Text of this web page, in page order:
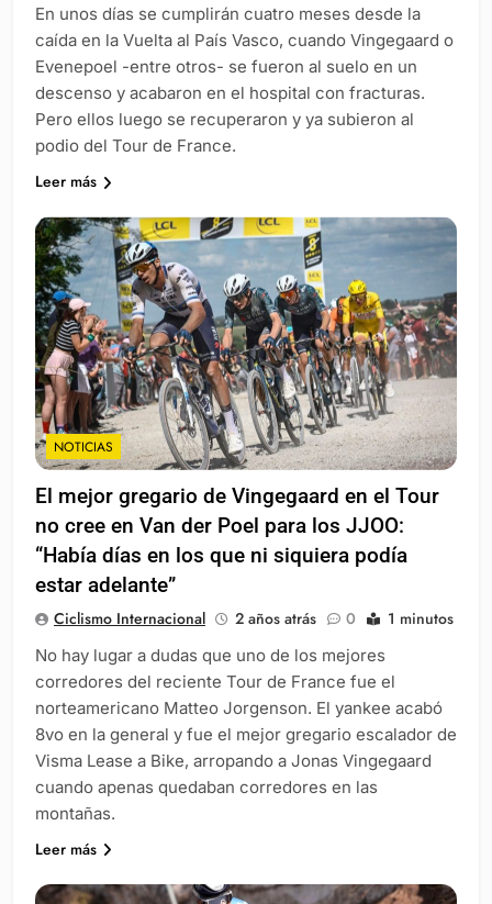
En unos días se cumplirán cuatro meses desde la
caída en la Vuelta al País Vasco, cuando Vingegaard o
Evenepoel -entre otros- se fueron al suelo en un
descenso y acabaron en el hospital con fracturas.
Pero ellos luego se recuperaron y ya subieron al
podio del Tour de France.
Leer más
NOTICIAS
El mejor gregario de Vingegaard en el Tour
no cree en Van der Poel para los JJOO:
“Había días en los que ni siquiera podía
estar adelante”
Ciclismo Internacional 2 años atrás 0 1 minutos
No hay lugar a dudas que uno de los mejores
corredores del reciente Tour de France fue el
norteamericano Matteo Jorgenson. El yankee acabó
8vo en la general y fue el mejor gregario escalador de
Visma Lease a Bike, arropando a Jonas Vingegaard
cuando apenas quedaban corredores en las
montañas.
Leer más